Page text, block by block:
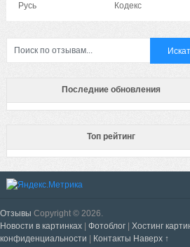
Русь Кодекс
Последние обновления
Топ рейтинг
Отзывы Copyright © 2026.
Новости в картинках
Фотоблог Хостинг
конфиденциальности
Контакты Наверх ↑